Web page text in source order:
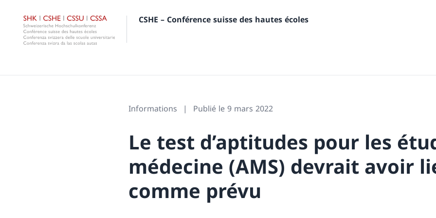
CSHE – Conférence suisse des hautes écoles
Informations Publié le 9 mars 2022
Le test d’aptitudes pour les
médecine (AMS) devrait avoir
comme prévu